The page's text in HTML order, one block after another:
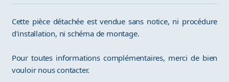
Cette pièce détachée est vendue sans notice, ni procédure
d'installation, ni schéma de montage.
Pour toutes informations complémentaires, merci de bien
vouloir nous contacter.